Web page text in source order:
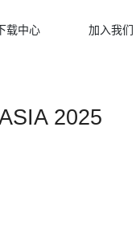
载中心 加入我们
2025